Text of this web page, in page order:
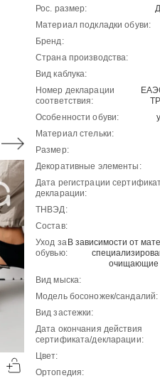
2001
4002
Рос. размер:
Материал подкладки обуви:
Бренд:
Страна производства:
Вид каблука:
Номер декларации
соответствия:
Особенности обуви:
Материал стельки:
Размер:
Декоративные элементы:
Дата регистрации
декларации:
ТНВЭД:
Состав:
Уход за
обувью:
В зависимости от
очищающие
Вид мыска:
Модель босоножек/сандалий:
Вид застежки:
Дата окончания действия
сертификата/декларации:
Цвет:
Ортопедия: